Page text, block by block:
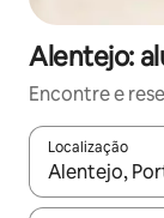
Alentejo:
Encontre e
Localização
Quando os